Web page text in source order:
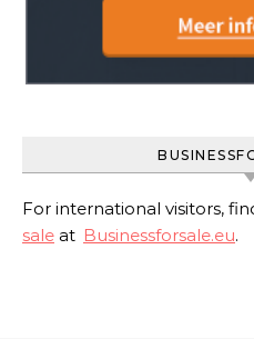
For international visitors,
sale at Businessforsale.eu.